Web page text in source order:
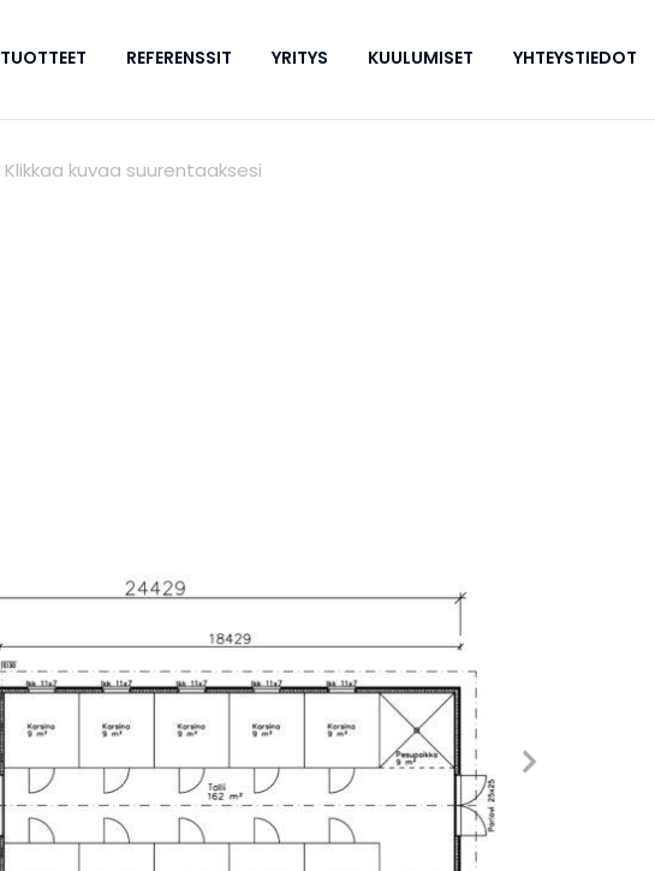
TUOTTEET REFERENSSIT YRITYS KUULUMISET YHTEYSTIEDOT